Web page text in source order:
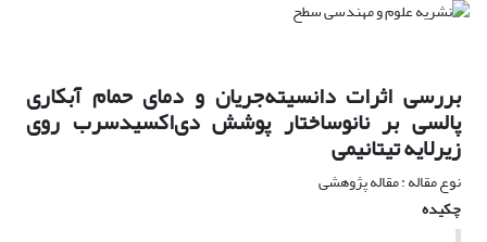
بررسی اثرات دانسیته‌جریان و دمای حمام آبکاری
پالسی بر نانوساختار پوشش دی‌اکسید‌سرب روی
زیرلایه تیتانیمی
نوع مقاله : مقاله پژوهشی
چکیده